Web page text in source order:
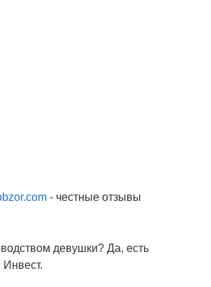
- честные отзывы
девушки? Да, есть
Инвест.